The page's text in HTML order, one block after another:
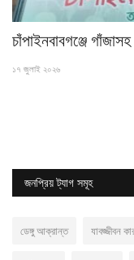
চাঁপাইনবাবগঞ্জে
১৭ জুলাই ২০২৬
জনপ্রিয় ট্যাগ সমূহ
ডেঙ্গু আক্রান্ত যাবজ্জীবন